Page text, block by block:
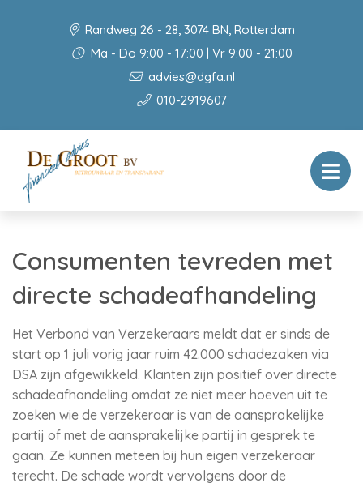
Randweg 26 - 28, 3074 BN, Rotterdam
Ma - Do 9:00 - 17:00 | Vr 9:00 - 21:00
advies@dgfa.nl
010-2919607
Consumenten tevreden met
directe schadeafhandeling
Het Verbond van Verzekeraars meldt dat er sinds de
start op 1 juli vorig jaar ruim 42.000 schadezaken via
DSA zijn afgewikkeld. Klanten zijn positief over directe
schadeafhandeling omdat ze niet meer hoeven uit te
zoeken wie de verzekeraar is van de aansprakelijke
partij of met de aansprakelijke partij in gesprek te
gaan. Ze kunnen meteen bij hun eigen verzekeraar
terecht. De schade wordt vervolgens door de